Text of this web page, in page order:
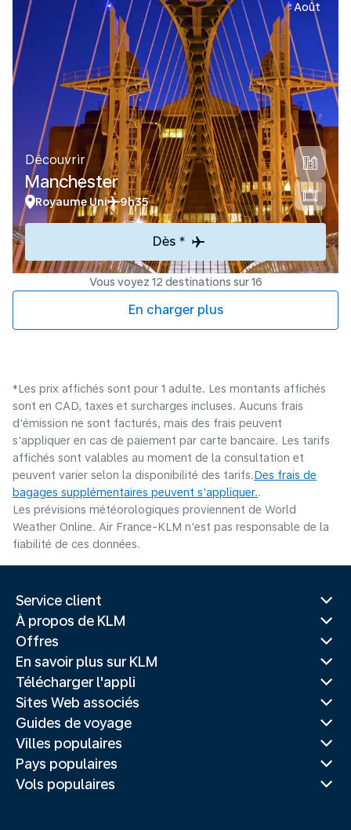
Août
Découvrir
Manchester
Royaume Uni 9h35
Dès *
Vous voyez 12 destinations sur 16
En charger plus
*Les prix affichés sont pour 1 adulte. Les montants affichés
sont en CAD, taxes et surcharges incluses. Aucuns frais
d'émission ne sont facturés, mais des frais peuvent
s'appliquer en cas de paiement par carte bancaire. Les tarifs
affichés sont valables au moment de la consultation et
peuvent varier selon la disponibilité des tarifs.Des frais de
bagages supplémentaires peuvent s'appliquer..
Les prévisions météorologiques proviennent de World
Weather Online. Air France-KLM n'est pas responsable de la
fiabilité de ces données.
Service client
À propos de KLM
Offres
En savoir plus sur KLM
Télécharger l'appli
Sites Web associés
Guides de voyage
Villes populaires
Pays populaires
Vols populaires